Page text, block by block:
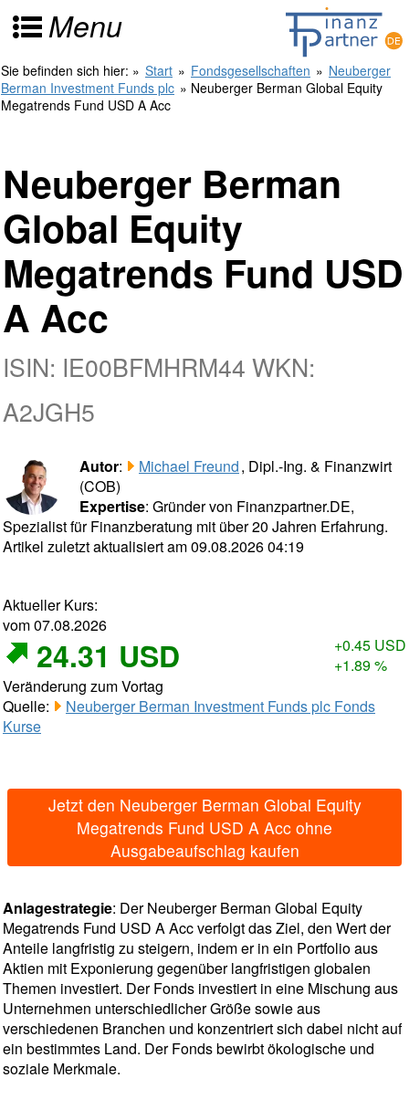
Menu
Sie befinden sich hier: » Start » Fondsgesellschaften » Neuberger
Berman Investment Funds plc » Neuberger Berman Global Equity
Megatrends Fund USD A Acc
Neuberger Berman
Global Equity
Megatrends Fund USD
A Acc
ISIN: IE00BFMHRM44 WKN:
A2JGH5
Autor: Michael Freund, Dipl.-Ing. & Finanzwirt
(COB)
Expertise: Gründer von Finanzpartner.DE,
Spezialist für Finanzberatung mit über 20 Jahren Erfahrung.
Artikel zuletzt aktualisiert am 09.08.2026 04:19
Aktueller Kurs:
vom 07.08.2026
24.31 USD
+0.45 USD
+1.89 %
Veränderung zum Vortag
Quelle:
Neuberger Berman Investment Funds plc Fonds
Kurse
Jetzt den Neuberger Berman Global Equity
Megatrends Fund USD A Acc ohne
Ausgabeaufschlag kaufen
Anlagestrategie: Der Neuberger Berman Global Equity
Megatrends Fund USD A Acc verfolgt das Ziel, den Wert der
Anteile langfristig zu steigern, indem er in ein Portfolio aus
Aktien mit Exponierung gegenüber langfristigen globalen
Themen investiert. Der Fonds investiert in eine Mischung aus
Unternehmen unterschiedlicher Größe sowie aus
verschiedenen Branchen und konzentriert sich dabei nicht auf
ein bestimmtes Land. Der Fonds bewirbt ökologische und
soziale Merkmale.